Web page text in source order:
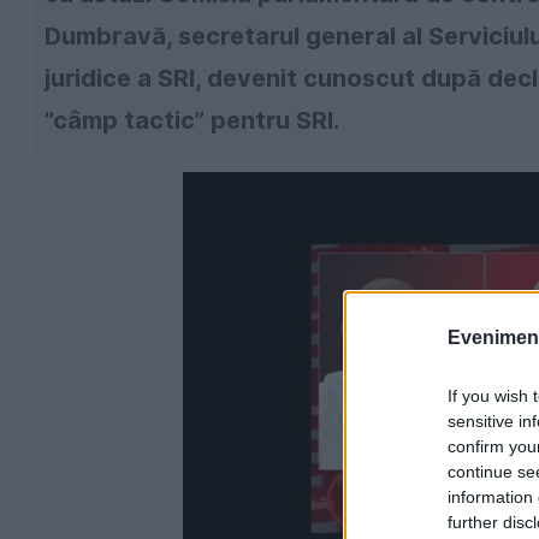
If you wish
sensitive
confirm
continue
information
further
Dumbravă, secretarul general al
juridice a SRI, devenit cunoscut după
”câmp tactic” pentru SRI.